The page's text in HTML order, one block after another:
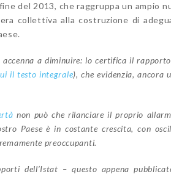
del 2013, che raggruppa un ampio
collettiva alla costruzione di
a diminuire: lo certifica il
il testo integrale), che evidenzia, ancora
non può che rilanciare il proprio
Paese è in costante crescita, con
preoccupanti.
dell’Istat – questo appena